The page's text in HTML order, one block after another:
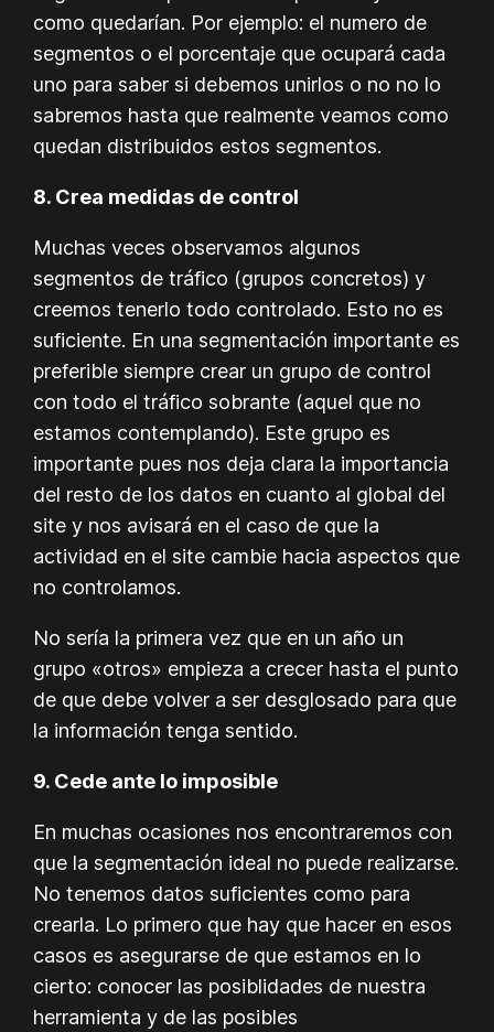
como quedarían. Por ejemplo: el numero de
segmentos o el porcentaje que ocupará cada
uno para saber si debemos unirlos o no no lo
sabremos hasta que realmente veamos como
quedan distribuidos estos segmentos.
8. Crea medidas de control
Muchas veces observamos algunos
segmentos de tráfico (grupos concretos) y
creemos tenerlo todo controlado. Esto no es
suficiente. En una segmentación importante es
preferible siempre crear un grupo de control
con todo el tráfico sobrante (aquel que no
estamos contemplando). Este grupo es
importante pues nos deja clara la importancia
del resto de los datos en cuanto al global del
site y nos avisará en el caso de que la
actividad en el site cambie hacia aspectos que
no controlamos.
No sería la primera vez que en un año un
grupo «otros» empieza a crecer hasta el punto
de que debe volver a ser desglosado para que
la información tenga sentido.
9. Cede ante lo imposible
En muchas ocasiones nos encontraremos con
que la segmentación ideal no puede realizarse.
No tenemos datos suficientes como para
crearla. Lo primero que hay que hacer en esos
casos es asegurarse de que estamos en lo
cierto: conocer las posiblidades de nuestra
herramienta y de las posibles